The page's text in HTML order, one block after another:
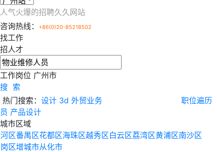
人气火爆的招聘久久网站
咨询热线：
+86(0)20-85218502
找工作
招人才
工作岗位 广州市
搜 索
热门搜索： 设计 3d 外贸业务
员 产品设计
职位遍历
城市区域
区番禺区花都区海珠区越秀区白云区荔湾区黄浦区南沙区
区增城市从化市